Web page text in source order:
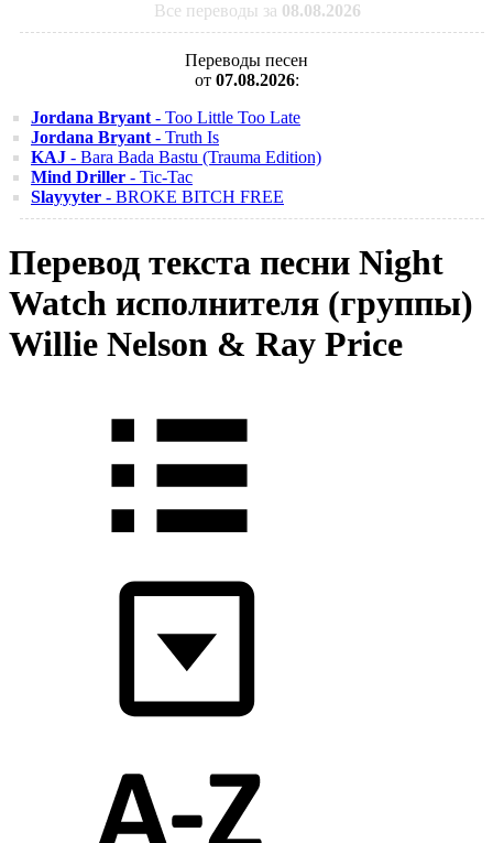
Все переводы за 08.08.2026
Переводы песен
от 07.08.2026:
Jordana Bryant - Too Little Too Late
Jordana Bryant - Truth Is
KAJ - Bara Bada Bastu (Trauma Edition)
Mind Driller - Tic-Tac
Slayyyter - BROKE BITCH FREE
Перевод текста песни Night
Watch исполнителя (группы)
Willie Nelson & Ray Price